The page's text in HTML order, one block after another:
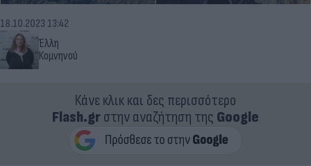
Έλλη
Κομνηνού
18.10.2023 13:42
Κάνε κλικ και δες περισσότερο
Flash.grστην αναζήτηση της Google